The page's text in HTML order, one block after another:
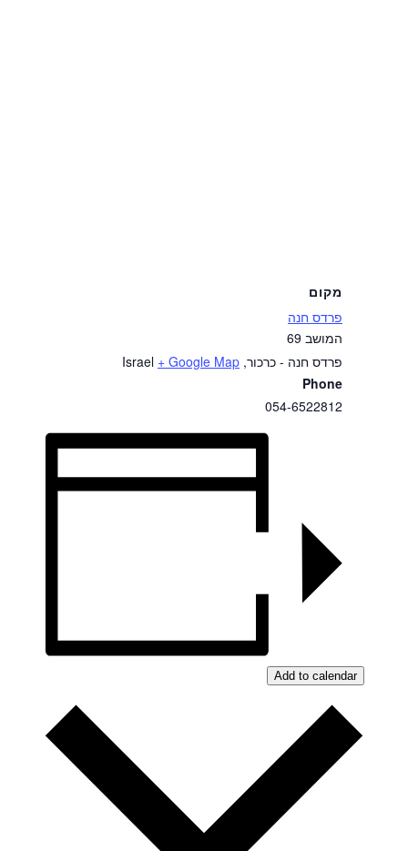
מקום
פרדס חנה
המושב 69
פרדס חנה - כרכור,
Israel + Google Map
Phone
054-6522812
Add to calendar